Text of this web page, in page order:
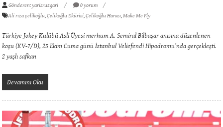
Gönderen: yarisruzgari
0 yorum
Ali rıza çelikoğlu,Çelikoğlu Ekürisi,Çelikoğlu Harası,Make Me Fly
Türkiye Jokey Kulübü Asli Üyesi merhum A. Semiral Bilbaşar anısına düzenlenen
koşu (KV-7/D), 25 Ekim Cuma günü İstanbul Veliefendi Hipodromu’nda gerçekleşti.
2 yaşlı safkan
Devamını Oku